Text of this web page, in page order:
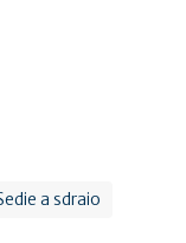
a sdraio